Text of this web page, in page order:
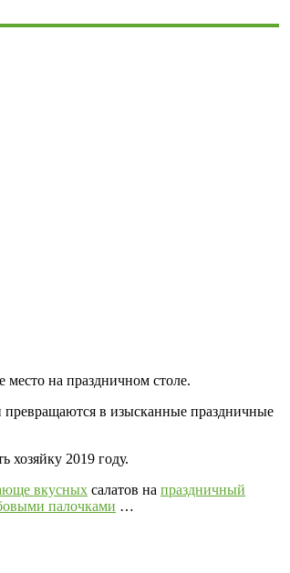
место на праздничном столе.
в изысканные праздничные
хозяйку 2019 году.
вкусных салатов на праздничный
палочками …